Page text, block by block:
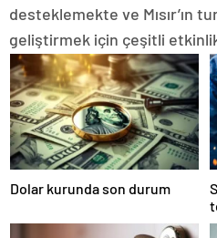
desteklemekte ve Mısır’ın
geliştirmek için çeşitli
Dolar kurunda son durum